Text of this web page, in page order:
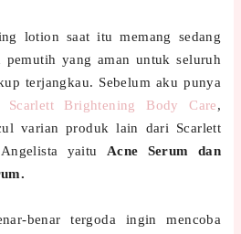
lotion saat itu memang sedang
yang aman untuk seluruh
terjangkau. Sebelum aku punya
Scarlett Brightening Body Care,
varian produk lain dari Scarlett
yaitu Acne Serum dan
benar tergoda ingin mencoba